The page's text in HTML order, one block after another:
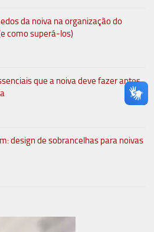
da noiva na organização do
como superá-los)
que a noiva deve fazer antes
design de sobrancelhas para noivas